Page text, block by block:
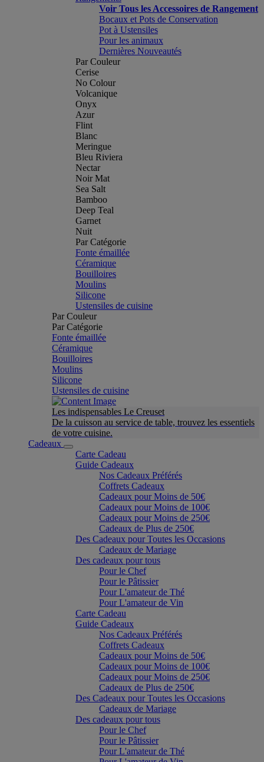
Voir Tous les Accessoires de Rangement
Bocaux et Pots de Conservation
Pot à Ustensiles
Pour les animaux
Dernières Nouveautés
Par Couleur
Cerise
No Colour
Volcanique
Onyx
Azur
Flint
Blanc
Meringue
Bleu Riviera
Nectar
Noir Mat
Sea Salt
Bamboo
Deep Teal
Garnet
Nuit
Par Catégorie
Fonte émaillée
Céramique
Bouilloires
Moulins
Silicone
Ustensiles de cuisine
Par Couleur
Par Catégorie
Fonte émaillée
Céramique
Bouilloires
Moulins
Silicone
Ustensiles de cuisine
Les indispensables Le Creuset
De la cuisson au service de table, trouvez les essentiels
de votre cuisine.
Cadeaux
Carte Cadeau
Guide Cadeaux
Nos Cadeaux Préférés
Coffrets Cadeaux
Cadeaux pour Moins de 50€
Cadeaux pour Moins de 100€
Cadeaux pour Moins de 250€
Cadeaux de Plus de 250€
Des Cadeaux pour Toutes les Occasions
Cadeaux de Mariage
Des cadeaux pour tous
Pour le Chef
Pour le Pâtissier
Pour L'amateur de Thé
Pour L'amateur de Vin
Carte Cadeau
Guide Cadeaux
Nos Cadeaux Préférés
Coffrets Cadeaux
Cadeaux pour Moins de 50€
Cadeaux pour Moins de 100€
Cadeaux pour Moins de 250€
Cadeaux de Plus de 250€
Des Cadeaux pour Toutes les Occasions
Cadeaux de Mariage
Des cadeaux pour tous
Pour le Chef
Pour le Pâtissier
Pour L'amateur de Thé